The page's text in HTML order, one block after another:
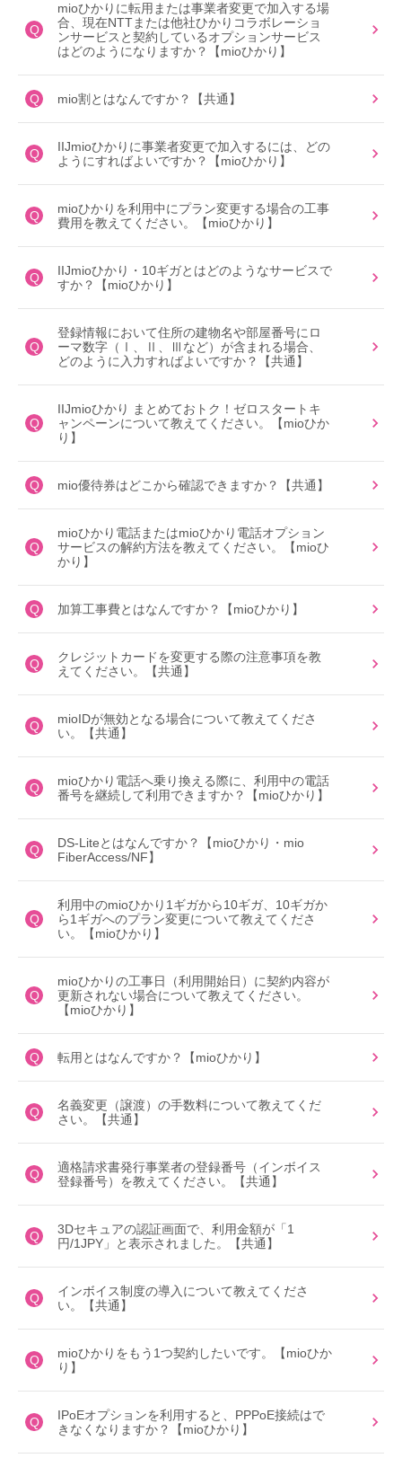
Q
mioひかりに転用または事業者変更で加入する場
合、現在NTTまたは他社ひかりコラボレーショ
ンサービスと契約しているオプションサービス
はどのようになりますか？【mioひかり】
Q mio割とはなんですか？【共通】
Q
IIJmioひかりに事業者変更で加入するには、どの
ようにすればよいですか？【mioひかり】
Q
mioひかりを利用中にプラン変更する場合の工事
費用を教えてください。【mioひかり】
Q
IIJmioひかり・10ギガとはどのようなサービスで
すか？【mioひかり】
Q
登録情報において住所の建物名や部屋番号にロ
ーマ数字（Ⅰ、Ⅱ、Ⅲなど）が含まれる場合、
どのように入力すればよいですか？【共通】
Q
IIJmioひかり まとめておトク！ゼロスタートキ
ャンペーンについて教えてください。【mioひか
り】
Q mio優待券はどこから確認できますか？【共通】
Q
mioひかり電話またはmioひかり電話オプション
サービスの解約方法を教えてください。【mioひ
かり】
Q 加算工事費とはなんですか？【mioひかり】
Q
クレジットカードを変更する際の注意事項を教
えてください。【共通】
Q
mioIDが無効となる場合について教えてくださ
い。【共通】
Q
mioひかり電話へ乗り換える際に、利用中の電話
番号を継続して利用できますか？【mioひかり】
Q
DS-Liteとはなんですか？【mioひかり・mio
FiberAccess/NF】
Q
利用中のmioひかり1ギガから10ギガ、10ギガか
ら1ギガへのプラン変更について教えてくださ
い。【mioひかり】
Q
mioひかりの工事日（利用開始日）に契約内容が
更新されない場合について教えてください。
【mioひかり】
Q 転用とはなんですか？【mioひかり】
Q
名義変更（譲渡）の手数料について教えてくだ
さい。【共通】
Q
適格請求書発行事業者の登録番号（インボイス
登録番号）を教えてください。【共通】
Q
3Dセキュアの認証画面で、利用金額が「1
円/1JPY」と表示されました。【共通】
Q
インボイス制度の導入について教えてくださ
い。【共通】
Q
mioひかりをもう1つ契約したいです。【mioひか
り】
Q
IPoEオプションを利用すると、PPPoE接続はで
きなくなりますか？【mioひかり】